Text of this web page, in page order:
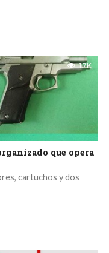
1.7K
que opera
cartuchos y dos